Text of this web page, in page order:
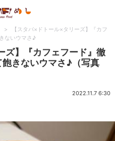
>
【スタバ×ドトール×タリーズ】『カフ
ないウマさ♪
ズ】『カフェフード』徹
きないウマさ♪（写真
2022.11.7 6:30